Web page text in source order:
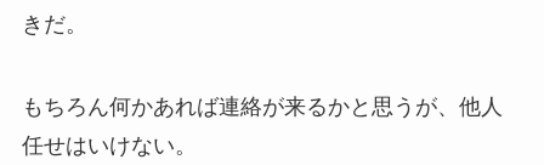
きだ。
もちろん何かあれば連絡が来るかと思うが、他人
任せはいけない。